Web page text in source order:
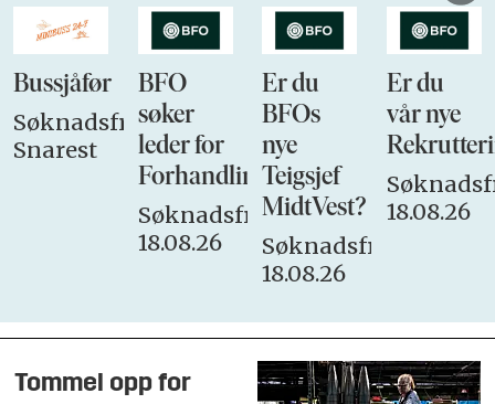
Bussjåfør
Søknadsfrist:
Snarest
BFO
søker
leder for
Forhandlingsutvalget
Søknadsfrist:
18.08.26
Er du
BFOs
nye
Teigsjef
MidtVest?
Søknadsfrist:
18.08.26
Er du
vår nye
18.08.26
Tommel opp for